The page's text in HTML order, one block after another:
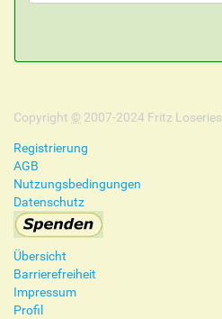
Copyright © 2007-2024 Fritz Loseries
Registrierung
AGB
Nutzungsbedingungen
Datenschutz
Übersicht
Barrierefreiheit
Impressum
Profil